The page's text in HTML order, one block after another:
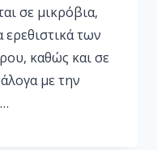
σε μικρόβια,
των
καθώς και σε
με την